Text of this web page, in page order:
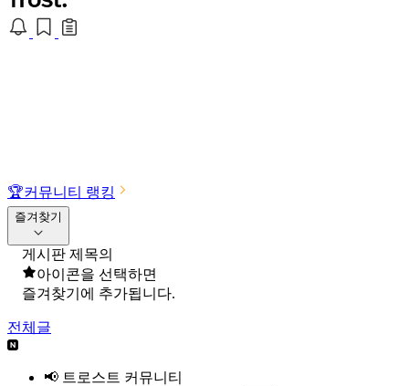
🏆커뮤니티 랭킹
즐겨찾기
게시판 제목의
아이콘을 선택하면
즐겨찾기에 추가됩니다.
전체글
📢 트로스트 커뮤니티